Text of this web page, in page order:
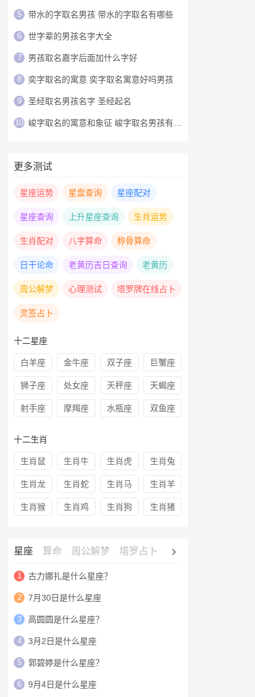
5 带水的字取名男孩 带水的字取名有哪些
6 世字辈的男孩名字大全
7 男孩取名嘉字后面加什么字好
8 奕字取名的寓意 奕字取名寓意好吗男孩
9 圣经取名男孩名字 圣经起名
10 峻字取名的寓意和象征 峻字取名男孩有寓意
更多测试
星座运势 星盘查询 星座配对
星座查询 上升星座查询 生肖运势
生肖配对 八字算命 称骨算命
日干论命 老黄历吉日查询 老黄历
周公解梦 心理测试 塔罗牌在线占卜
灵签占卜
十二星座
白羊座 金牛座 双子座 巨蟹座
狮子座 处女座 天秤座 天蝎座
射手座 摩羯座 水瓶座 双鱼座
十二生肖
生肖鼠 生肖牛 生肖虎 生肖兔
生肖龙 生肖蛇 生肖马 生肖羊
生肖猴 生肖鸡 生肖狗 生肖猪
星座 算命 周公解梦 塔罗占卜 心理测试
1 古力娜扎是什么星座？
2 7月30日是什么星座
3 高圆圆是什么星座？
4 3月2日是什么星座
5 郭碧婷是什么星座？
6 9月4日是什么星座